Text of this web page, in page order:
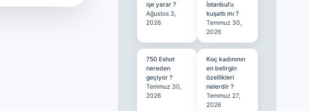
işe yarar ?
Ağustos 3,
2026
İstanbul’u
kuşattı mı ?
Temmuz 30,
2026
750 Eshot
nereden
geçiyor ?
Temmuz 30,
2026
Koç kadınının
en belirgin
özellikleri
nelerdir ?
Temmuz 27,
2026